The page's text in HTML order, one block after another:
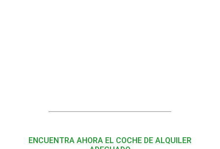
ENCUENTRA AHORA EL COCHE DE ALQUILER